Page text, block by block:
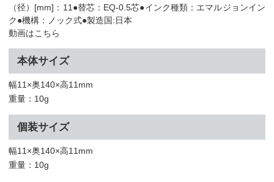
（径）[mm]：11●替芯：EQ-0.5芯●インク種類：エマルジョンイン
ク●機構：ノック式●製造国:日本
動画はこちら
本体サイズ
幅11×奥140×高11mm
重量：10g
個装サイズ
幅11×奥140×高11mm
重量：10g